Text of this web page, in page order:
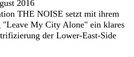
2016
THE NOISE setzt mit ihrem
"Leave My City Alone" ein klares
der Lower-East-Side